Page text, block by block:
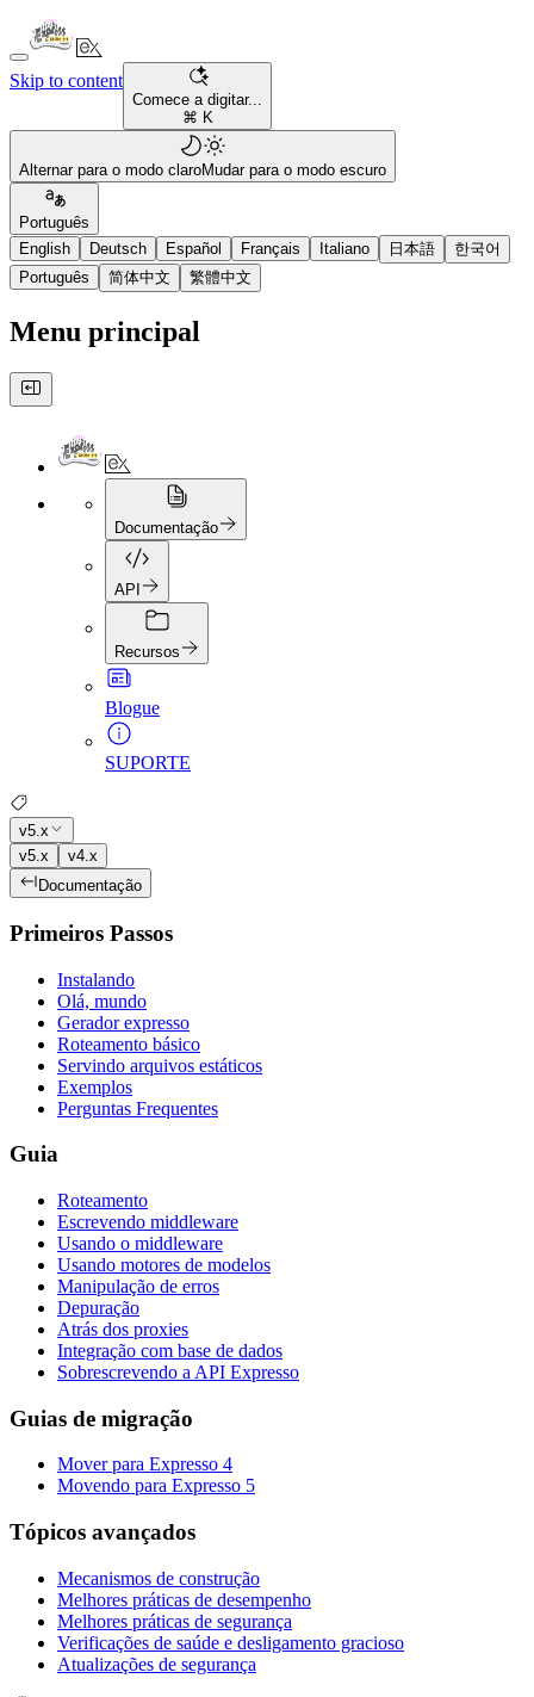
Skip to content
Comece a digitar...
⌘ K
Alternar para o modo claroMudar para o modo escuro
Português
English
Deutsch Español Français Italiano 日本語
한국어
Português
简体中文 繁體中文
Menu principal
Documentação
API
Recursos
Blogue
SUPORTE
v5.x
v5.x
v4.x
Documentação
Primeiros Passos
Instalando
Olá, mundo
Gerador expresso
Roteamento básico
Servindo arquivos estáticos
Exemplos
Perguntas Frequentes
Guia
Roteamento
Escrevendo middleware
Usando o middleware
Usando motores de modelos
Manipulação de erros
Depuração
Atrás dos proxies
Integração com base de dados
Sobrescrevendo a API Expresso
Guias de migração
Mover para Expresso 4
Movendo para Expresso 5
Tópicos avançados
Mecanismos de construção
Melhores práticas de desempenho
Melhores práticas de segurança
Verificações de saúde e desligamento gracioso
Atualizações de segurança